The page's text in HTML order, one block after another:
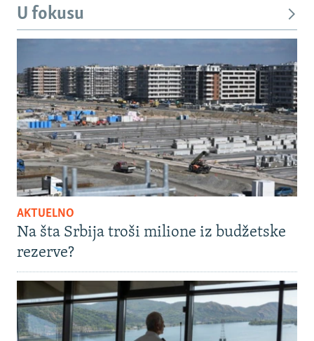
U fokusu
AKTUELNO
Na šta Srbija troši milione iz budžetske
rezerve?